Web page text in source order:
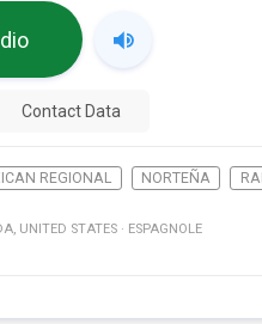
Contact Data
REGIONAL NORTEÑA
, UNITED STATES · ESPAGNOLE